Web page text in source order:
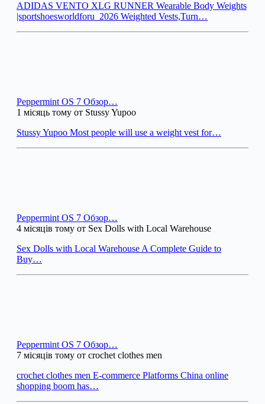
ADIDAS VENTO XLG RUNNER Wearable Body Weights
|sportshoesworldforu_2026 Weighted Vests,Turn…
Peppermint OS 7 Обзор…
1 місяць тому от Stussy Yupoo
Stussy Yupoo Most people will use a weight vest for…
Peppermint OS 7 Обзор…
4 місяців тому от Sex Dolls with Local Warehouse
Sex Dolls with Local Warehouse A Complete Guide to
Buy…
Peppermint OS 7 Обзор…
7 місяців тому от crochet clothes men
crochet clothes men E-commerce Platforms China online
shopping boom has…